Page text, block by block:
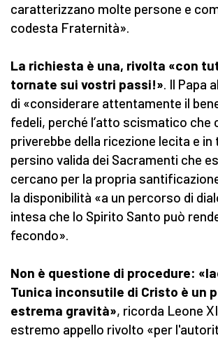
caratterizzano molte persone e
codesta Fraternità».
La richiesta è una, rivolta «con
tornate sui vostri passi!». Il Papa
di «considerare attentamente il
fedeli, perché l’atto scismatico che
priverebbe della ricezione lecita e in
persino valida dei Sacramenti che
cercano per la propria
la disponibilità «a un percorso di
intesa che lo Spirito Santo può
fecondo».
Non è questione di procedure:
Tunica inconsutile di Cristo è un
estrema gravità», ricorda Leone
estremo appello rivolto «per